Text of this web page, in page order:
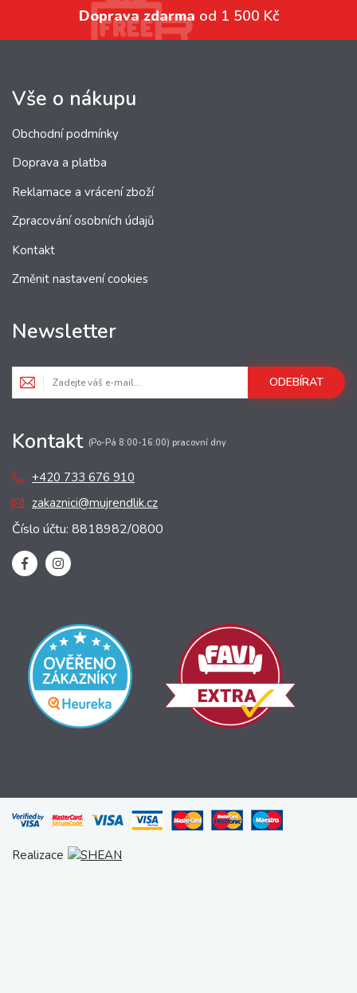
Doprava zdarma od 1 500 Kč
Vše o nákupu
Obchodní podmínky
Doprava a platba
Reklamace a vrácení zboží
Zpracování osobních údajů
Kontakt
Změnit nastavení cookies
Newsletter
ODEBÍRAT
Kontakt (Po-Pá 8:00-16:00) pracovní dny
+420 733 676 910
zakaznici@mujrendlik.cz
Číslo účtu: 8818982/0800
Realizace